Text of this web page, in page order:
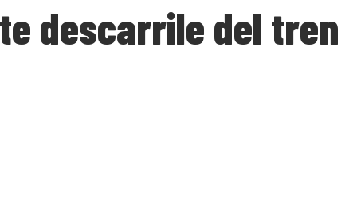
descarrile del tren